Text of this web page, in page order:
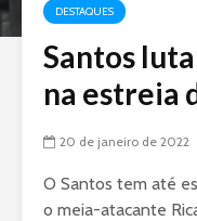
DESTAQUES
Santos
na estreia
20 de janeiro de 2022
O Santos tem até
o meia-atacante